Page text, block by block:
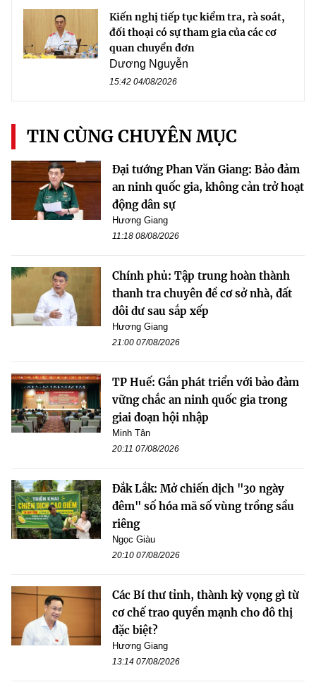
Kiến nghị tiếp tục kiểm tra, rà soát,
đối thoại có sự tham gia của các cơ
quan chuyển đơn
Dương Nguyễn
15:42 04/08/2026
TIN CÙNG CHUYÊN MỤC
Đại tướng Phan Văn Giang: Bảo đảm
an ninh quốc gia, không cản trở hoạt
động dân sự
Hương Giang
11:18 08/08/2026
Chính phủ: Tập trung hoàn thành
thanh tra chuyên đề cơ sở nhà, đất
dôi dư sau sắp xếp
Hương Giang
21:00 07/08/2026
TP Huế: Gắn phát triển với bảo đảm
vững chắc an ninh quốc gia trong
giai đoạn hội nhập
Minh Tân
20:11 07/08/2026
Đắk Lắk: Mở chiến dịch "30 ngày
đêm" số hóa mã số vùng trồng sầu
riêng
Ngọc Giàu
20:10 07/08/2026
Các Bí thư tỉnh, thành kỳ vọng gì từ
cơ chế trao quyền mạnh cho đô thị
đặc biệt?
Hương Giang
13:14 07/08/2026